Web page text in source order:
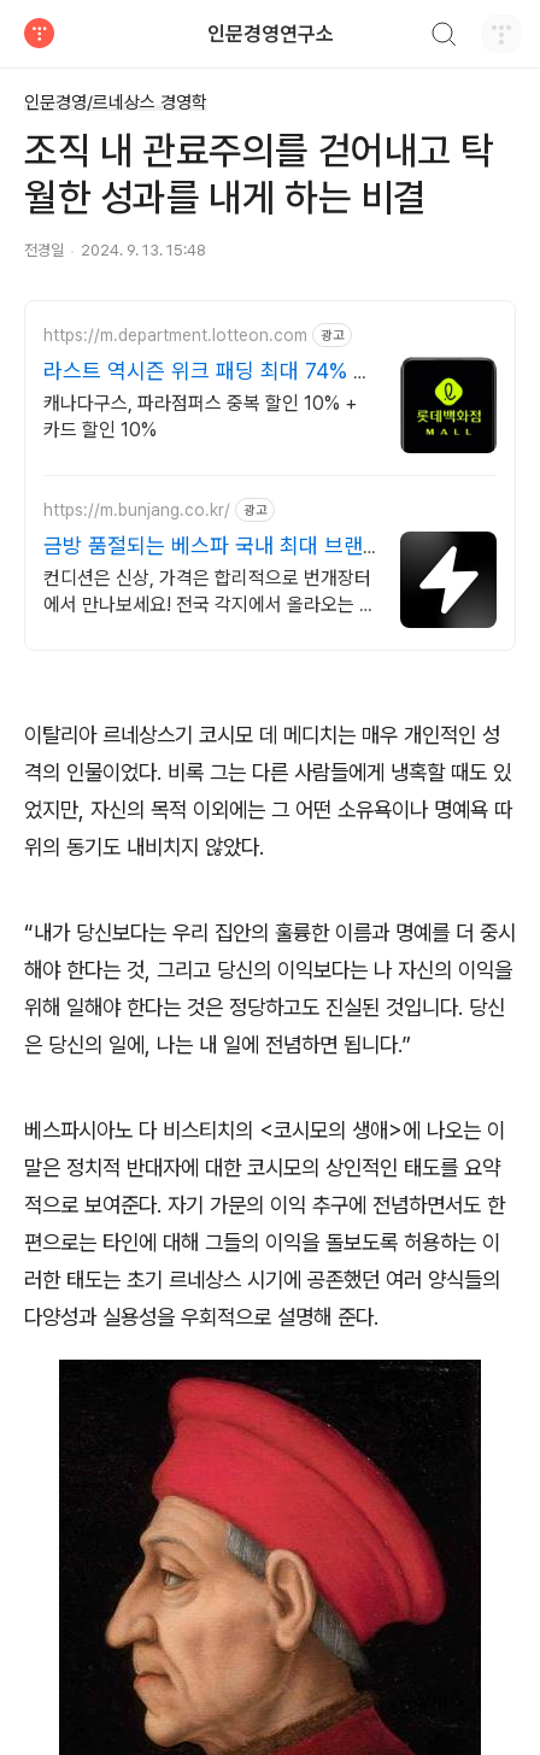
인문경영연구소
인문경영/르네상스 경영학
조직 내 관료주의를 걷어내고 탁
월한 성과를 내게 하는 비결
전경일 2024. 9. 13. 15:48
https://m.department.lotteon.com 광고
라스트 역시즌 위크 패딩 최대 74% 할
인
캐나다구스, 파라점퍼스 중복 할인 10% +
카드 할인 10%
https://m.bunjang.co.kr/ 광고
금방 품절되는 베스파 국내 최대 브랜
드 중고거래
컨디션은 신상, 가격은 합리적으로 번개장터
에서 만나보세요! 전국 각지에서 올라오는 전
이탈리아 르네상스기 코시모 데 메디치는 매우 개인적인 성
격의 인물이었다. 비록 그는 다른 사람들에게 냉혹할 때도 있
었지만, 자신의 목적 이외에는 그 어떤 소유욕이나 명예욕 따
위의 동기도 내비치지 않았다.
“내가 당신보다는 우리 집안의 훌륭한 이름과 명예를 더 중시
해야 한다는 것, 그리고 당신의 이익보다는 나 자신의 이익을
위해 일해야 한다는 것은 정당하고도 진실된 것입니다. 당신
은 당신의 일에 , 나는 내 일에 전념하면 됩니다.”
베스파시아노 다 비스티치의 <코시모의 생애>에 나오는 이
말은 정치적 반대자에 대한 코시모의 상인적인 태도를 요약
적으로 보여준다. 자기 가문의 이익 추구에 전념하면서도 한
편으로는 타인에 대해 그들의 이익을 돌보도록 허용하는 이
러한 태도는 초기 르네상스 시기에 공존했던 여러 양식들의
다양성과 실용성을 우회적으로 설명해 준다.